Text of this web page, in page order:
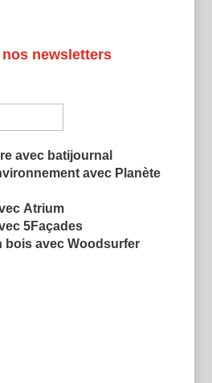
newsletters
avec batijournal
avec Planète
Atrium
5Façades
bois avec Woodsurfer